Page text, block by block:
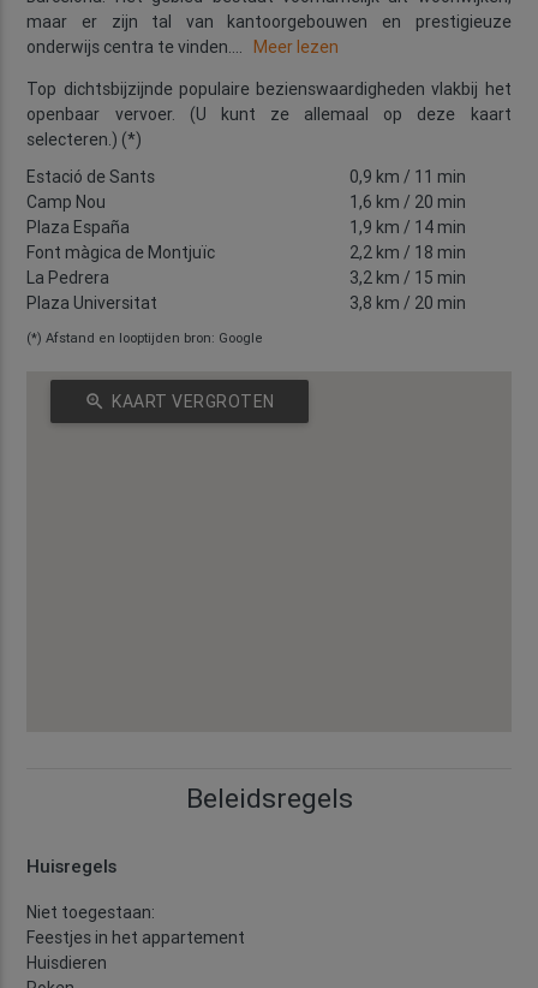
maar er zijn tal van kantoorgebouwen en prestigieuze
onderwijs centra te vinden....
Meer lezen
Top dichtsbijzijnde populaire bezienswaardigheden vlakbij het
openbaar vervoer. (U kunt ze allemaal op deze kaart
selecteren.) (*)
Estació de Sants
0,9 km / 11 min
Camp Nou
1,6 km / 20 min
Plaza España
1,9 km / 14 min
Font màgica de Montjuïc
2,2 km / 18 min
La Pedrera
3,2 km / 15 min
Plaza Universitat
3,8 km / 20 min
(*) Afstand en looptijden bron: Google
zoom_in KAART VERGROTEN
Beleidsregels
Huisregels
Niet toegestaan:
Feestjes in het appartement
Huisdieren